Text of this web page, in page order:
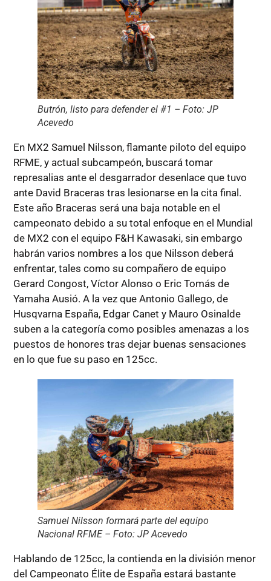
Butrón, listo para defender el #1 – Foto: JP
Acevedo
En MX2 Samuel Nilsson, flamante piloto del equipo
RFME, y actual subcampeón, buscará tomar
represalias ante el desgarrador desenlace que tuvo
ante David Braceras tras lesionarse en la cita final.
Este año Braceras será una baja notable en el
campeonato debido a su total enfoque en el Mundial
de MX2 con el equipo F&H Kawasaki, sin embargo
habrán varios nombres a los que Nilsson deberá
enfrentar, tales como su compañero de equipo
Gerard Congost, Víctor Alonso o Eric Tomás de
Yamaha Ausió. A la vez que Antonio Gallego, de
Husqvarna España, Edgar Canet y Mauro Osinalde
suben a la categoría como posibles amenazas a los
puestos de honores tras dejar buenas sensaciones
en lo que fue su paso en 125cc.
Samuel Nilsson formará parte del equipo
Nacional RFME – Foto: JP Acevedo
Hablando de 125cc, la contienda en la división menor
del Campeonato Élite de España estará bastante